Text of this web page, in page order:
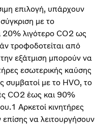
επιλογή, υπάρχουν
με το
20% λιγότερο CO2 ως
τροφοδοτείται από
εξάτμιση μπορούν να
εσωτερικής καύσης
συμβατοί με το HVO, το
CO2 έως και 90%
Αρκετοί κινητήρες
να λειτουργήσουν